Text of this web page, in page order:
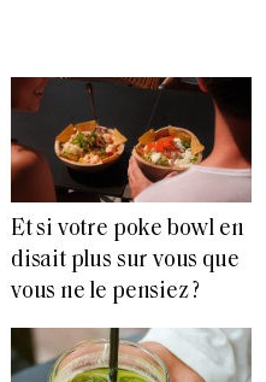
Et si votre poke bowl en
disait plus sur vous que
vous ne le pensiez ?